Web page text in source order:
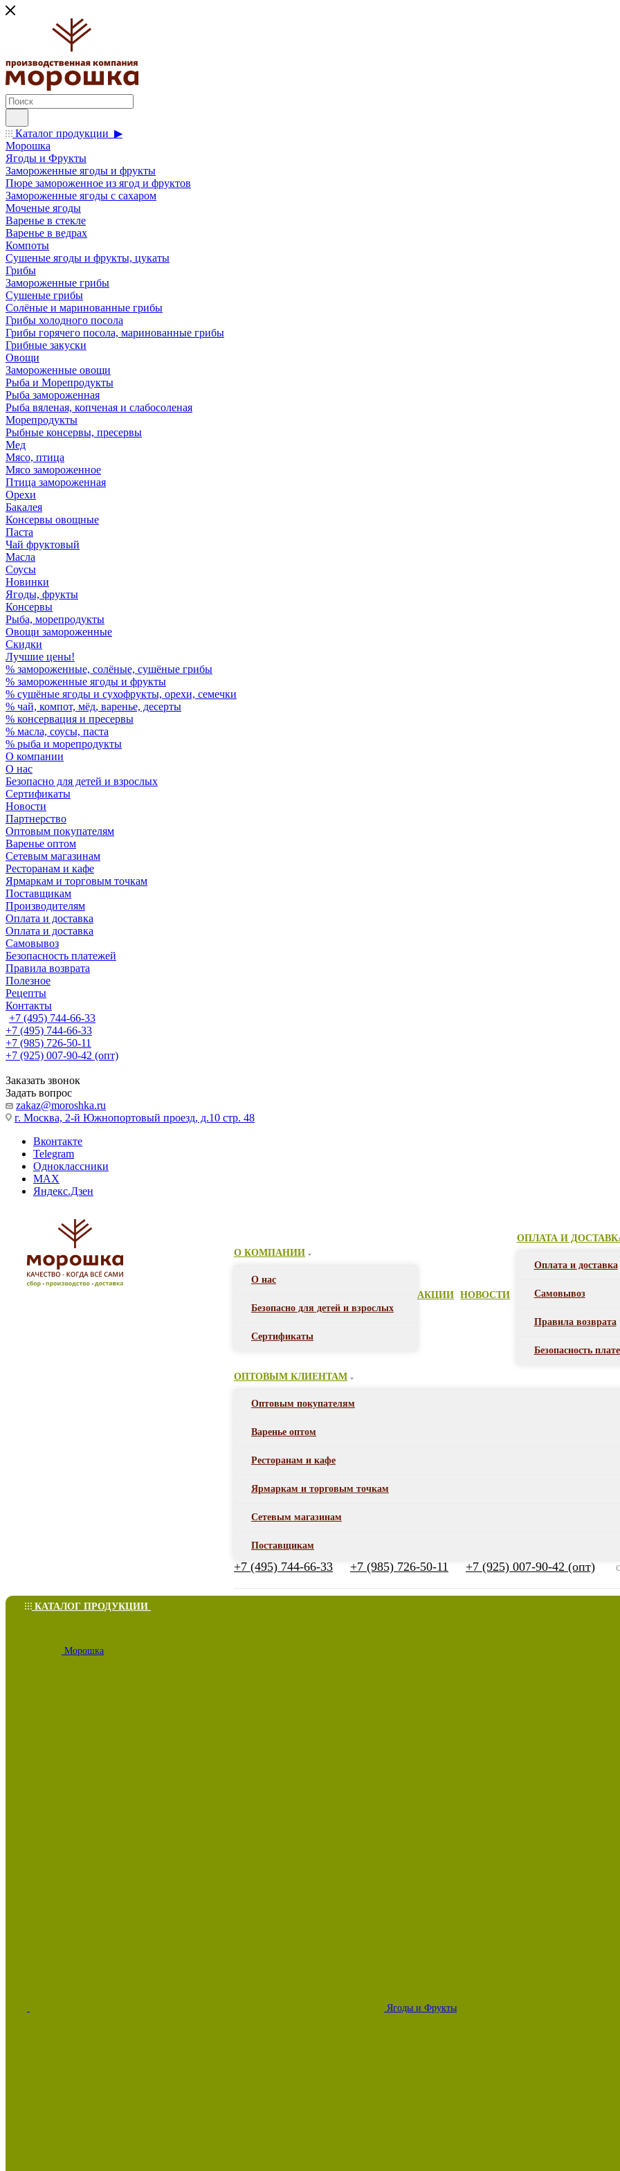
Каталог продукции ▶
Морошка
Ягоды и Фрукты
Замороженные ягоды и фрукты
Пюре замороженное из ягод и фруктов
Замороженные ягоды с сахаром
Моченые ягоды
Варенье в стекле
Варенье в ведрах
Компоты
Сушеные ягоды и фрукты, цукаты
Грибы
Замороженные грибы
Сушеные грибы
Солёные и маринованные грибы
Грибы холодного посола
Грибы горячего посола, маринованные грибы
Грибные закуски
Овощи
Замороженные овощи
Рыба и Морепродукты
Рыба замороженная
Рыба вяленая, копченая и слабосоленая
Морепродукты
Рыбные консервы, пресервы
Мед
Мясо, птица
Мясо замороженное
Птица замороженная
Орехи
Бакалея
Консервы овощные
Паста
Чай фруктовый
Масла
Соусы
Новинки
Ягоды, фрукты
Консервы
Рыба, морепродукты
Овощи замороженные
Скидки
Лучшие цены!
% замороженные, солёные, сушёные грибы
% замороженные ягоды и фрукты
% сушёные ягоды и сухофрукты, орехи, семечки
% чай, компот, мёд, варенье, десерты
% консервация и пресервы
% масла, соусы, паста
% рыба и морепродукты
О компании
О нас
Безопасно для детей и взрослых
Сертификаты
Новости
Партнерство
Оптовым покупателям
Варенье оптом
Сетевым магазинам
Ресторанам и кафе
Ярмаркам и торговым точкам
Поставщикам
Производителям
Оплата и доставка
Оплата и доставка
Самовывоз
Безопасность платежей
Правила возврата
Полезное
Рецепты
Контакты
+7 (495) 744-66-33
+7 (495) 744-66-33
+7 (985) 726-50-11
+7 (925) 007-90-42 (опт)
Заказать звонок
Задать вопрос
zakaz@moroshka.ru
г. Москва, 2-й Южнопортовый проезд, д.10 стр. 48
Вконтакте
Telegram
Одноклассники
MAX
Яндекс.Дзен
О КОМПАНИИ
О нас
Безопасно для детей и взрослых
Сертификаты
АКЦИИ НОВОСТИ
ОПЛАТА И
Оплата и доставка
Самовывоз
Правила возврата
Безопасность
ОПТОВЫМ КЛИЕНТАМ
Оптовым покупателям
Варенье оптом
Ресторанам и кафе
Ярмаркам и торговым точкам
Сетевым магазинам
Поставщикам
+7 (495) 744-66-33 +7 (985) 726-50-11 +7 (925) 007-90-42 (опт)
КАТАЛОГ ПРОДУКЦИИ
Морошка
Ягоды и Фрукты